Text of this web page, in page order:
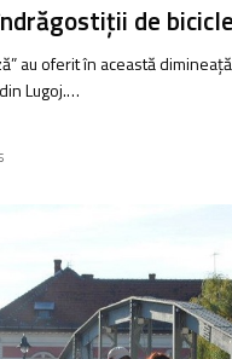
de
au oferit în această
Lugoj.…